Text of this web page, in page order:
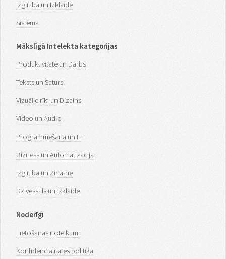
Izglītība un Izklaide
Sistēma
Mākslīgā Intelekta kategorijas
Produktivitāte un Darbs
Teksts un Saturs
Vizuālie rīki un Dizains
Video un Audio
Programmēšana un IT
Bizness un Automatizācija
Izglītība un Zinātne
Dzīvesstils un Izklaide
Noderīgi
Lietošanas noteikumi
Konfidencialitātes politika